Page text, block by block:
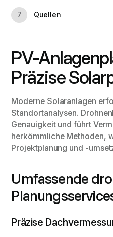
7 Quellen
PV-
Präzise
Moderne Solaranlagen
Standortanalysen.
Genauigkeit und führt
herkömmliche Methoden,
Projektplanung und -
Umfassende
Präzise